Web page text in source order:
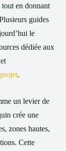
tout en donnant
guides
le
dédiée aux
.
un levier de
crée une
zones hautes,
Cette